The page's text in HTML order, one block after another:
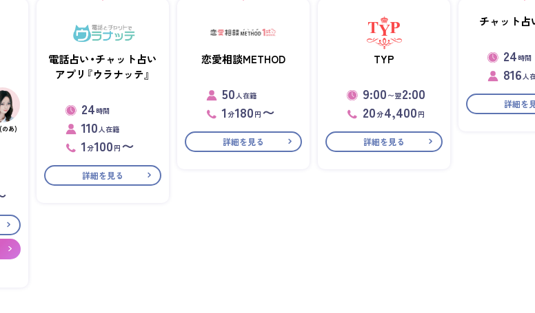
のあ)
電話占い・チャット占い
アプリ『ウラナッテ』
24 時間
110人在籍
1分100 円 〜
詳細を見る
恋愛相談METHOD
50人在籍
1分180 円 〜
詳細を見る
TYP
9:00 〜翌2:00
20分4,400 円
詳細を見る
チャット占
24 時間
816人
詳細を